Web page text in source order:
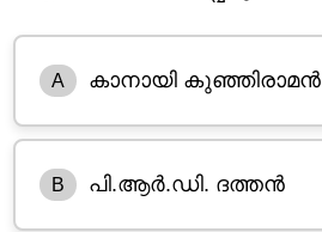
A കാനായി കുഞ്ഞിരാമൻ
B പി.ആർ.ഡി. ദത്തൻ